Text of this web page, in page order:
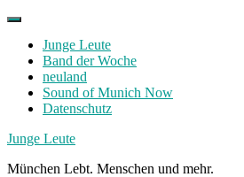
Skip
contentJunge Leute
Band der Woche
neuland
Sound of Munich Now
Datenschutz
Facebook
Twitter
Instagram
Junge Leute
München Lebt. Menschen und mehr.